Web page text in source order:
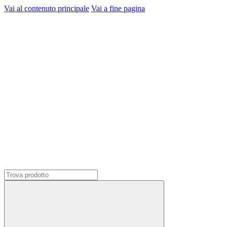
Vai al contenuto principale Vai a fine pagina